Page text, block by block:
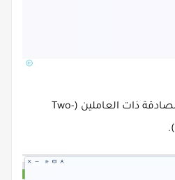
قمت بتفعيل خاصية المصادقة ذات العاملين (Two-